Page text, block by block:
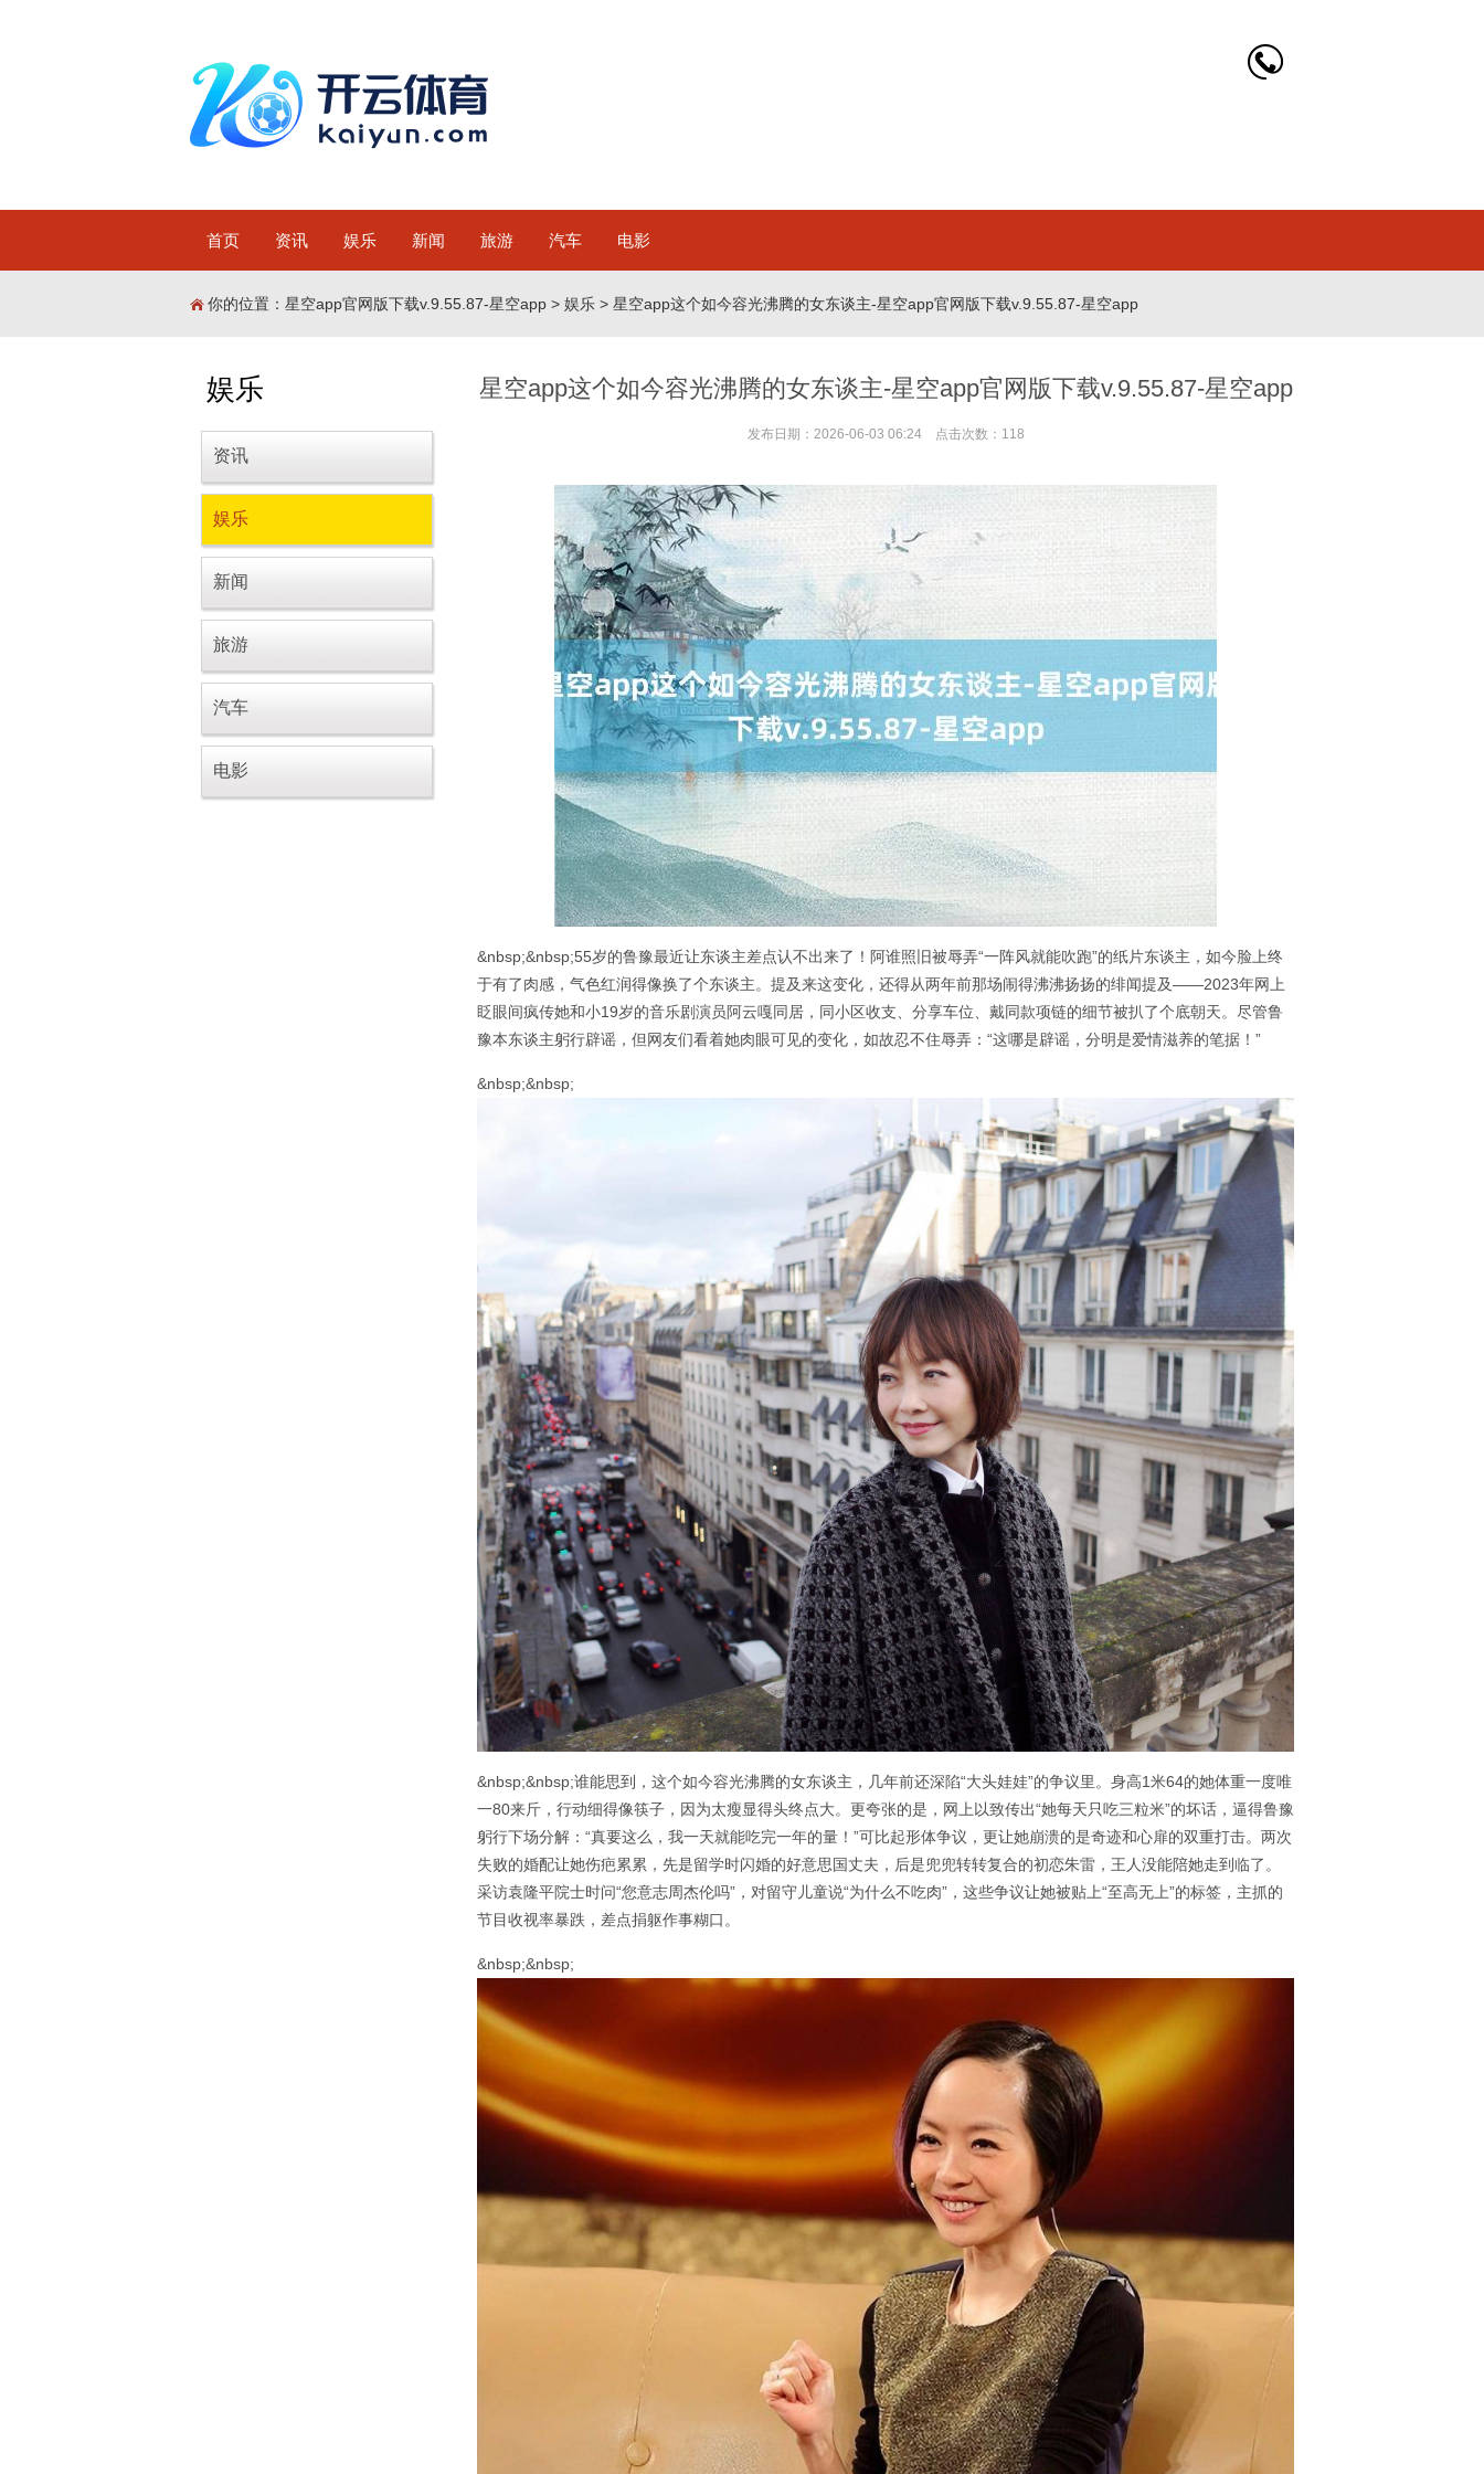
首页 资讯 娱乐 新闻 旅游 汽车 电影
你的位置： 星空app官网版下载v.9.55.87-星空app > 娱乐 > 星空app这个如今容光沸腾的女东谈主-星空app官网版下载v.9.55.87-星空app
星空app这个如今容光沸腾的女东谈主-星空app官网版下载v.9.55.87-星空app
发布日期：2026-06-03 06:24 点击次数：118
&nbsp;&nbsp;55岁的鲁豫最近让东谈主差点认不出来了！阿谁照旧被辱弄“一阵风就能吹跑”的纸片东谈主，如今脸上终
于有了肉感，气色红润得像换了个东谈主。提及来这变化，还得从两年前那场闹得沸沸扬扬的绯闻提及——2023年网上
眨眼间疯传她和小19岁的音乐剧演员阿云嘎同居，同小区收支、分享车位、戴同款项链的细节被扒了个底朝天。尽管鲁
豫本东谈主躬行辟谣，但网友们看着她肉眼可见的变化，如故忍不住辱弄：“这哪是辟谣，分明是爱情滋养的笔据！”
&nbsp;&nbsp;
&nbsp;&nbsp;谁能思到，这个如今容光沸腾的女东谈主，几年前还深陷“大头娃娃”的争议里。身高1米64的她体重一度唯
一80来斤，行动细得像筷子，因为太瘦显得头终点大。更夸张的是，网上以致传出“她每天只吃三粒米”的坏话，逼得鲁豫
躬行下场分解：“真要这么，我一天就能吃完一年的量！”可比起形体争议，更让她崩溃的是奇迹和心扉的双重打击。两次
失败的婚配让她伤疤累累，先是留学时闪婚的好意思国丈夫，后是兜兜转转复合的初恋朱雷，王人没能陪她走到临了。
采访袁隆平院士时问“您意志周杰伦吗”，对留守儿童说“为什么不吃肉”，这些争议让她被贴上“至高无上”的标签，主抓的
节目收视率暴跌，差点捐躯作事糊口。
&nbsp;&nbsp;
娱乐
资讯
娱乐
新闻
旅游
汽车
电影